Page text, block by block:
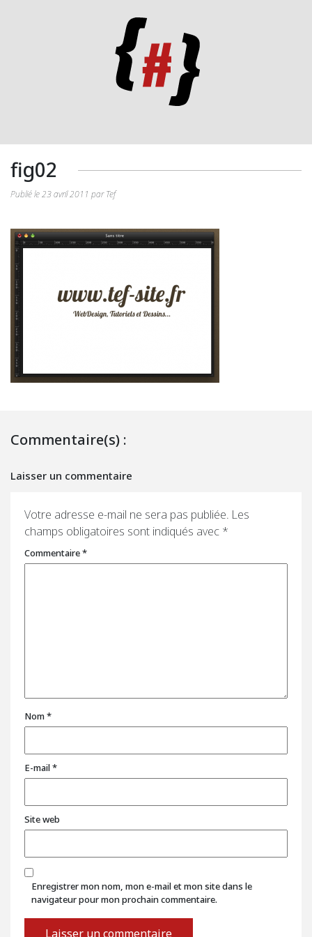
fig02
Publié le 23 avril 2011 par Tef
Commentaire(s) :
Laisser un commentaire
Votre adresse e-mail ne sera pas publiée. Les
champs obligatoires sont indiqués avec *
Commentaire*
Nom*
E-mail*
Site web
Enregistrer mon nom, mon e-mail et mon site dans le
navigateur pour mon prochain commentaire.